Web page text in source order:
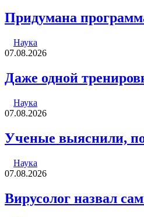
Придумана
Наука
07.08.2026
Даже одной
Наука
07.08.2026
Ученые выяснили,
Наука
07.08.2026
Вирусолог назвал